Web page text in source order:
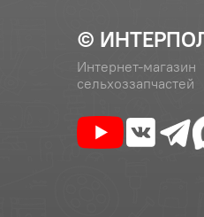
©
Интернет-магазин
сельхоззапчастей